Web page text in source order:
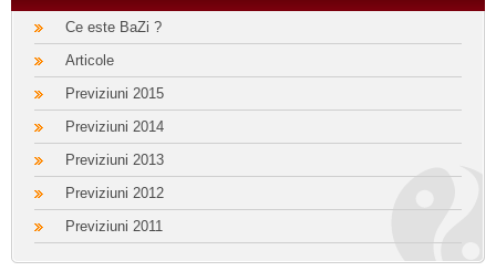
Ce este BaZi ?
Articole
Previziuni 2015
Previziuni 2014
Previziuni 2013
Previziuni 2012
Previziuni 2011